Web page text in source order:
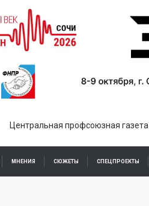
Центральная профсоюзная газета
МНЕНИЯ СЮЖЕТЫ СПЕЦПРОЕКТЫ